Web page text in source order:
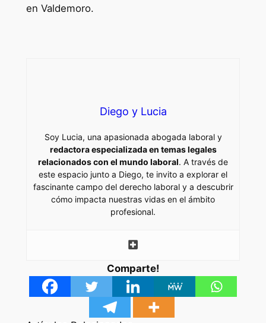
en Valdemoro.
Diego y Lucia
Soy Lucia, una apasionada abogada laboral y
redactora especializada en temas legales
relacionados con el mundo laboral. A través de
este espacio junto a Diego, te invito a explorar el
fascinante campo del derecho laboral y a descubrir
cómo impacta nuestras vidas en el ámbito
profesional.
Comparte!